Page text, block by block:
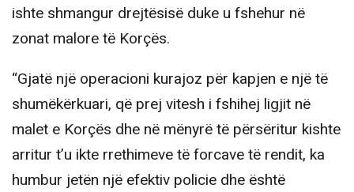
ishte shmangur drejtësisë duke u fshehur në
zonat malore të Korçës.
“Gjatë një operacioni kurajoz për kapjen e një të
shumëkërkuari, që prej vitesh i fshihej ligjit në
malet e Korçës dhe në mënyrë të përsëritur kishte
arritur t’u ikte rrethimeve të forcave të rendit, ka
humbur jetën një efektiv policie dhe është